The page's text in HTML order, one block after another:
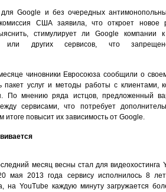
Google и без очередных
США заявила, что откроет новое
стимулирует ли Google компании к
или других сервисов, что
чиновники Евросоюза сообщили о
пакет услуг и методы работы с клиентами,
По мнению ряда истцов, предложенный
сервисами, что потребует
итоге повысит их зависимость от Google.
месяц весны стал для видеохостинга
мая 2013 года сервису исполнилось 8
на YouTube каждую минуту загружается